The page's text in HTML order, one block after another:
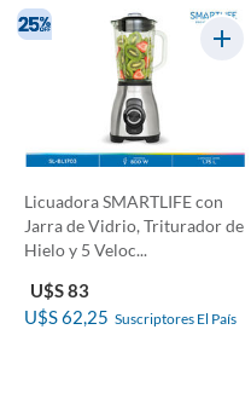
Licuadora SMARTLIFE con
Jarra de Vidrio, Triturador de
Hielo y 5 Veloc...
U$S 83
U$S 62,25 Suscriptores El País